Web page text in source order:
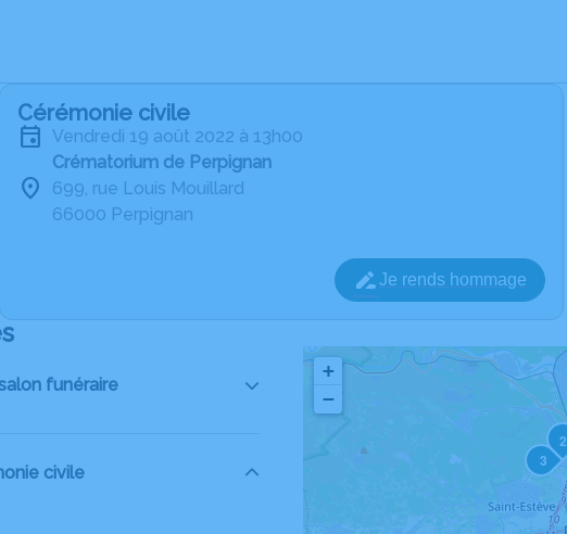
Cérémonie civile
vendredi 19 août 2022 à 13h00
Crématorium de Perpignan
699, rue Louis Mouillard
66000 Perpignan
Je rends hommage
funéraire
civile
2
3
+
−